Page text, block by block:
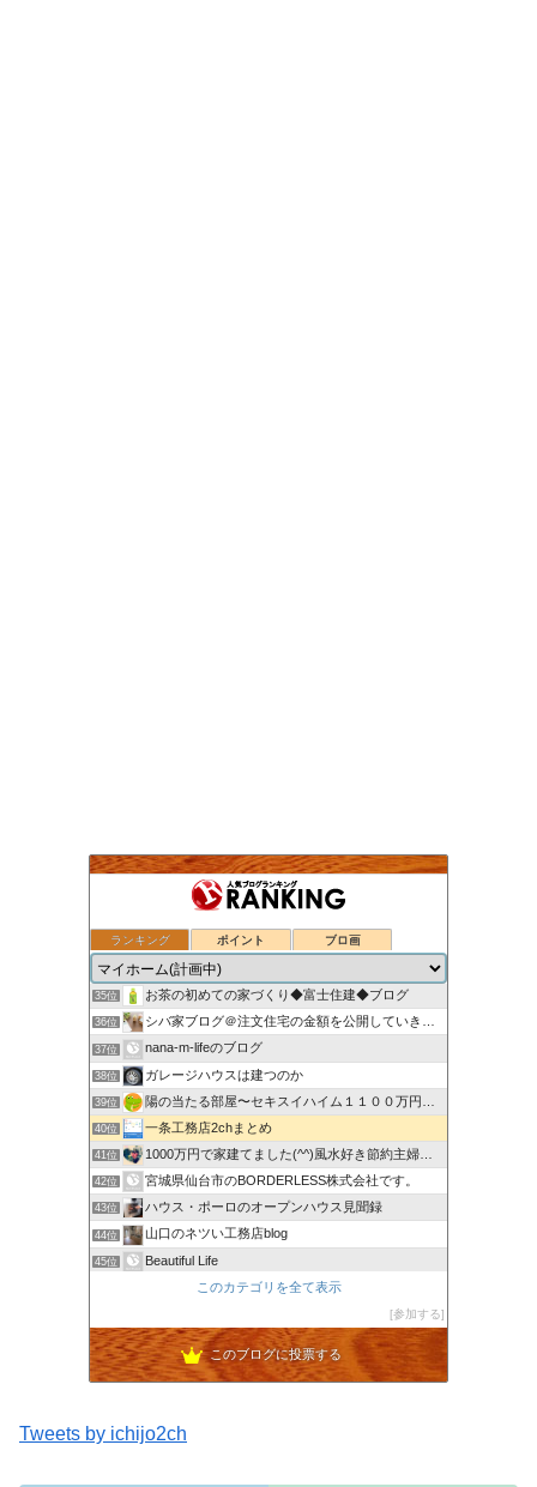
ランキング ポイント ブロ画
33位 30代の会社員がマイホームを買うってよ！
34位 いえのつくりかた。
35位 お茶の初めての家づくり◆富士住建◆ブログ
36位 シバ家ブログ＠注文住宅の金額を公開していきます
37位 nana-m-lifeのブログ
38位 ガレージハウスは建つのか
39位 陽の当たる部屋〜セキスイハイム１１００万円値引き〜
40位 一条工務店2chまとめ
41位 1000万円で家建てました(^^)風水好き節約主婦のローコ…
42位 宮城県仙台市のBORDERLESS株式会社です。
43位 ハウス・ポーロのオープンハウス見聞録
44位 山口のネツい工務店blog
45位 Beautiful Life
東京から地方都市へＵターン【はじめての家づくりメモ】
20代で婚活から結婚 マイホーム計画中の奈々のブログ
このカテゴリを全て表示
参加する
このブログに投票する
Tweets by ichijo2ch